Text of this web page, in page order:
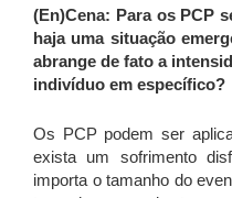
(En)Cena: Para os PCP
haja uma situação
abrange de fato a
indivíduo em específico?
Os PCP podem ser
exista um sofrimento
importa o tamanho do